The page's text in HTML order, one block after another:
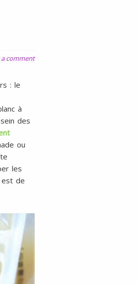
lait
comment
: le
à
des
ou
les
est de